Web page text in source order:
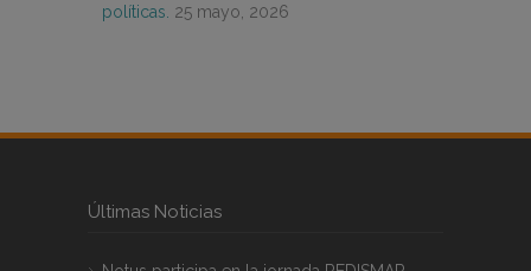
políticas. 25 mayo, 2026
Últimas Noticias